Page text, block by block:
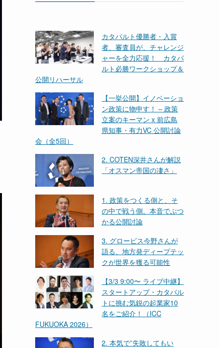
カタパルト優勝者・入賞
者、審査員が、チャレンジ
ャーを全力応援！ カタパ
ルト必勝ワークショップ＆
公開リハーサル
【一挙公開】イノベーショ
ン政策に物申す！ – 政策
立案のキーマン x 前広島
県知事・有力VC 公開討論
会（全5回）
2. COTEN深井さんが解説
「オスマン帝国の凄さ」
1. 政策をつくる側と、そ
の中で戦う側。本音でぶつ
かる公開討論
3. グロービス今野さんが
語る、地方発ディープテッ
クが世界を獲る可能性
【3/3 9:00〜 ライブ中継】
スタートアップ・カタパル
トに挑む気鋭の起業家10
名をご紹介！（ICC
FUKUOKA 2026）
2. 本気で”失敗してもい